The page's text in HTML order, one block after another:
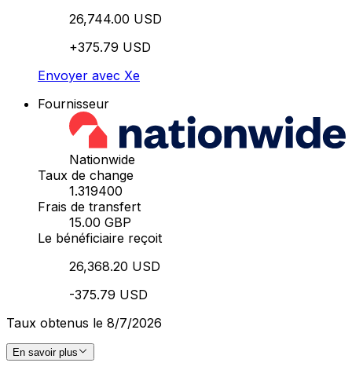
26,744.00 USD
+375.79 USD
Envoyer avec Xe
Fournisseur
Nationwide
Taux de change
1.319400
Frais de transfert
15.00 GBP
Le bénéficiaire reçoit
26,368.20 USD
-375.79 USD
Taux obtenus le 8/7/2026
En savoir plus